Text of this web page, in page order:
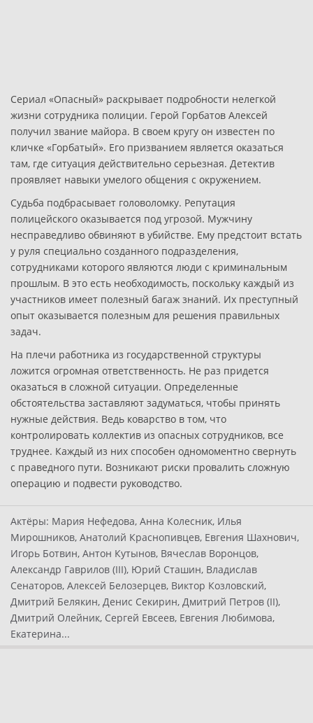
Сериал «Опасный» раскрывает подробности нелегкой
жизни сотрудника полиции. Герой Горбатов Алексей
получил звание майора. В своем кругу он известен по
кличке «Горбатый». Его призванием является оказаться
там, где ситуация действительно серьезная. Детектив
проявляет навыки умелого общения с окружением.
Судьба подбрасывает головоломку. Репутация
полицейского оказывается под угрозой. Мужчину
несправедливо обвиняют в убийстве. Ему предстоит встать
у руля специально созданного подразделения,
сотрудниками которого являются люди с криминальным
прошлым. В это есть необходимость, поскольку каждый из
участников имеет полезный багаж знаний. Их преступный
опыт оказывается полезным для решения правильных
задач.
На плечи работника из государственной структуры
ложится огромная ответственность. Не раз придется
оказаться в сложной ситуации. Определенные
обстоятельства заставляют задуматься, чтобы принять
нужные действия. Ведь коварство в том, что
контролировать коллектив из опасных сотрудников, все
труднее. Каждый из них способен одномоментно свернуть
с праведного пути. Возникают риски провалить сложную
операцию и подвести руководство.
Актёры: Мария Нефедова, Анна Колесник, Илья
Мирошников, Анатолий Краснопивцев, Евгения Шахнович,
Игорь Ботвин, Антон Кутынов, Вячеслав Воронцов,
Александр Гаврилов (III), Юрий Сташин, Владислав
Сенаторов, Алексей Белозерцев, Виктор Козловский,
Дмитрий Белякин, Денис Секирин, Дмитрий Петров (II),
Дмитрий Олейник, Сергей Евсеев, Евгения Любимова,
Екатерина...